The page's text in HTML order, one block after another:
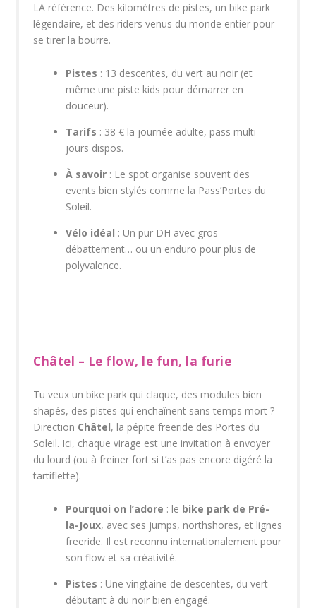
LA référence. Des kilomètres de pistes, un bike park
légendaire, et des riders venus du monde entier pour
se tirer la bourre.
Pistes : 13 descentes, du vert au noir (et
même une piste kids pour démarrer en
douceur).
Tarifs : 38 € la journée adulte, pass multi-
jours dispos.
À savoir : Le spot organise souvent des
events bien stylés comme la Pass’Portes du
Soleil.
Vélo idéal : Un pur DH avec gros
débattement… ou un enduro pour plus de
polyvalence.
Châtel – Le flow, le fun, la furie
Tu veux un bike park qui claque, des modules bien
shapés, des pistes qui enchaînent sans temps mort ?
Direction Châtel, la pépite freeride des Portes du
Soleil. Ici, chaque virage est une invitation à envoyer
du lourd (ou à freiner fort si t’as pas encore digéré la
tartiflette).
Pourquoi on l’adore : le bike park de Pré-
la-Joux, avec ses jumps, northshores, et lignes
freeride. Il est reconnu internationalement pour
son flow et sa créativité.
Pistes : Une vingtaine de descentes, du vert
débutant à du noir bien engagé.